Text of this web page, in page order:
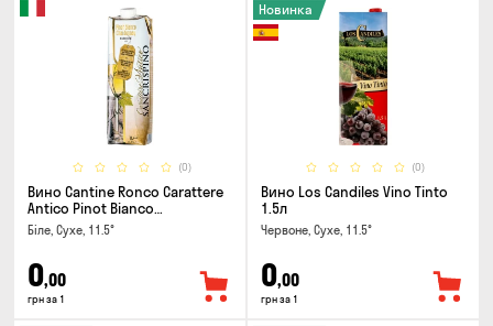
(0)
Вино Cantine Ronco Carattere
Antico Pinot Bianco
Chardonnay Rubicone IGT 1л
Біле, Сухе, 11.5°
0,00
грн за 1
(0)
Новинка
Вино Los Candiles Vino Tinto
1.5л
Червоне, Сухе, 11.5°
0,00
грн за 1